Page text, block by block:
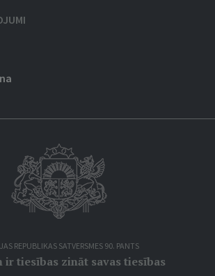
REPUBLIKAS SATVERSMES 90. PANTS
ir tiesības zināt savas tiesības